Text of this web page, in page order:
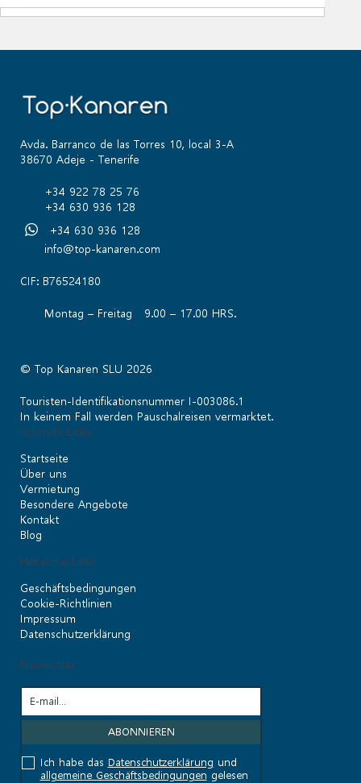
Avda. Barranco de las Torres 10, local 3-A
38670 Adeje - Tenerife
+34 922 78 25 76
+34 630 936 128
+34 630 936 128
info@top-kanaren.com
CIF: B76524180
Montag – Freitag 9.00 – 17.00 HRS.
© Top Kanaren SLU 2026
Touristen-Identifikationsnummer I-003086.1
In keinem Fall werden Pauschalreisen vermarktet.
Schnelle Links
Startseite
Über uns
Vermietung
Besondere Angebote
Kontakt
Blog
Hilfreiche Links
Geschäftsbedingungen
Cookie-Richtlinien
Impressum
Datenschutzerklärung
Newsletter
Ich habe das Datenschutzerklärung und
allgemeine Geschäftsbedingungen gelesen